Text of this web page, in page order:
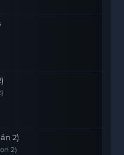
động, Trần Tình
khiến họ suy ngẫm
và những quyết
câu chuyện
lại dấu ấn sâu sắc
2)
2)